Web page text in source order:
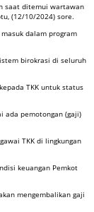
saat ditemui wartawan
(12/10/2024) sore.
dalam program
birokrasi di seluruh
TKK untuk status
ada pemotongan (gaji)
TKK di lingkungan
keuangan Pemkot
mengembalikan gaji